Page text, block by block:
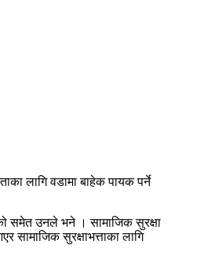
लागि वडामा बाहेक पायक पर्ने
समेत उनले भने । सामाजिक सुरक्षा
सुरक्षाभत्ताका लागि